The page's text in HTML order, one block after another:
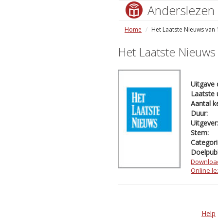
Anderslezen
Home Het Laatste Nieuws
Het Laatste
Uitgave
Laatste
Aantal
Duur:
Uitgever:
Stem:
Online
Help